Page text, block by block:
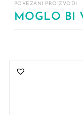
POVEZANI PROIZVODI
MOGLO BI